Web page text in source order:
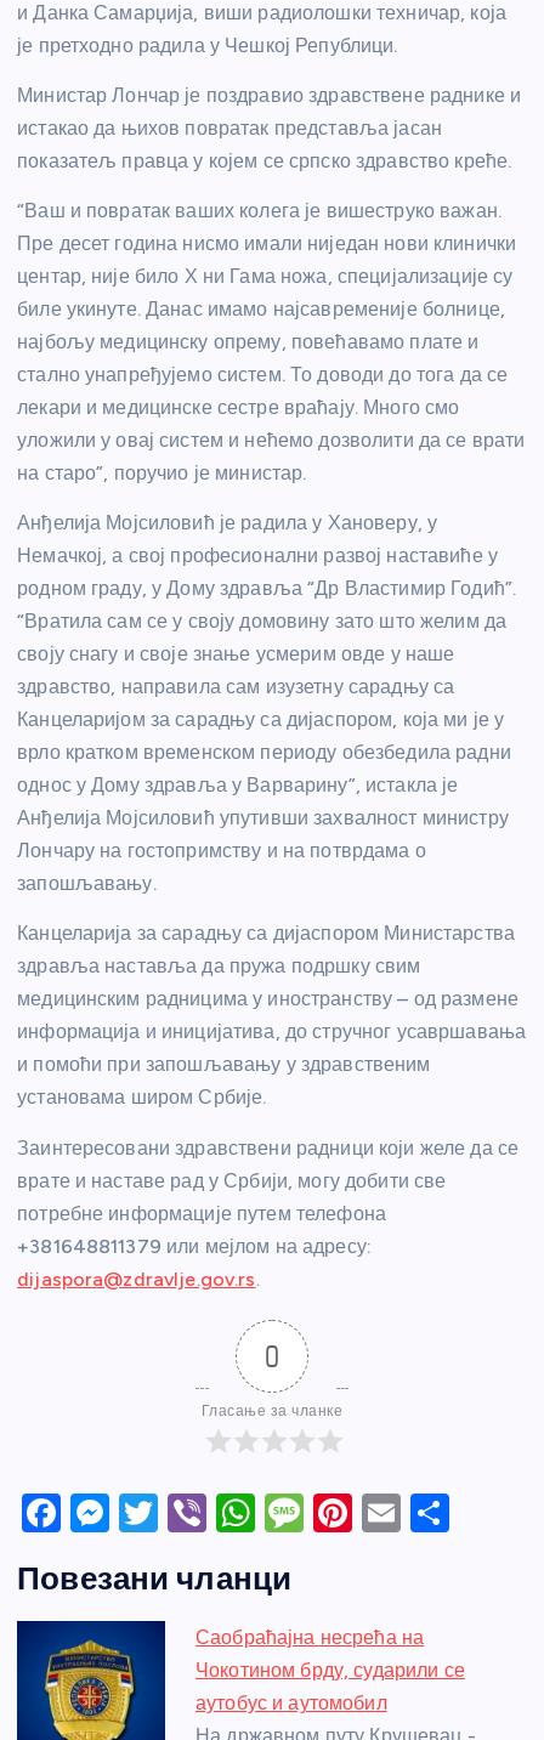
и Данка Самарџија, виши радиолошки техничар, која
је претходно радила у Чешкој Републици.
Министар Лончар је поздравио здравствене раднике и
истакао да њихов повратак представља јасан
показатељ правца у којем се српско здравство креће.
“Ваш и повратак ваших колега је вишеструко важан.
Пре десет година нисмо имали ниједан нови клинички
центар, није било Х ни Гама ножа, специјализације су
биле укинуте. Данас имамо најсавременије болнице,
најбољу медицинску опрему, повећавамо плате и
стално унапређујемо систем. То доводи до тога да се
лекари и медицинске сестре враћају. Много смо
уложили у овај систем и нећемо дозволити да се врати
на старо”, поручио је министар.
Анђелија Мојсиловић је радила у Хановеру, у
Немачкој, а свој професионални развој наставиће у
родном граду, у Дому здравља “Др Властимир Годић”.
“Вратила сам се у своју домовину зато што желим да
своју снагу и своје знање усмерим овде у наше
здравство, направила сам изузетну сарадњу са
Канцеларијом за сарадњу са дијаспором, која ми је у
врло кратком временском периоду обезбедила радни
однос у Дому здравља у Варварину”, истакла је
Анђелија Мојсиловић упутивши захвалност министру
Лончару на гостопримству и на потврдама о
запошљавању.
Канцеларија за сарадњу са дијаспором Министарства
здравља наставља да пружа подршку свим
медицинским радницима у иностранству – од размене
информација и иницијатива, до стручног усавршавања
и помоћи при запошљавању у здравственим
установама широм Србије.
Заинтересовани здравствени радници који желе да се
врате и наставе рад у Србији, могу добити све
потребне информације путем телефона
+381648811379 или мејлом на адресу:
dijaspora@zdravlje.gov.rs.
0
Гласање за чланке
F
c
e
b
o
M
ss
e
n
g
T
itt
er
Vi
er
W
at
s
A
p
M
a
g
e
Pi
e
st
E
Повезани чланци
Саобраћајна несрећа на
Чокотином брду, сударили се
аутобус и аутомобил